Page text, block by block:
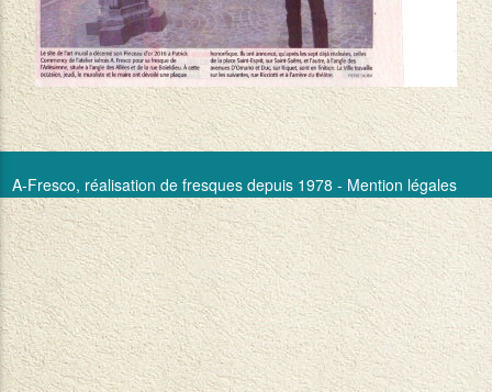
A-Fresco, réalisation de fresques depuis 1978 - Mention légales